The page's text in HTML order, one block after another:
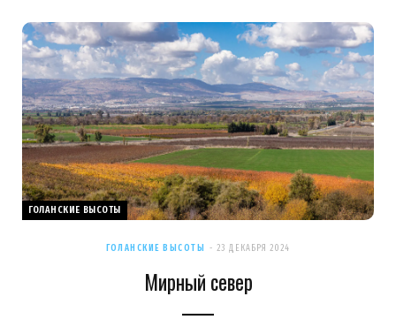
ГОЛАНСКИЕ ВЫСОТЫ
ГОЛАНСКИЕ ВЫСОТЫ 23 ДЕКАБРЯ 2024
Мирный север